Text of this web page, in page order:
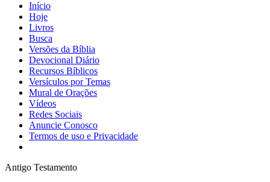
Início
Hoje
Livros
Busca
Versões da Bíblia
Devocional Diário
Recursos Bíblicos
Versículos por Temas
Mural de Orações
Vídeos
Redes Sociais
Anuncie Conosco
Termos de uso e Privacidade
Antigo Testamento